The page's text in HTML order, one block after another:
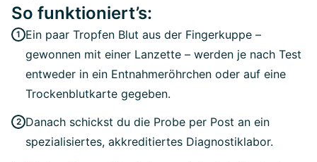
So funktioniert’s:
Ein paar Tropfen Blut aus der Fingerkuppe –
gewonnen mit einer Lanzette – werden je nach Test
entweder in ein Entnahmeröhrchen oder auf eine
Trockenblutkarte gegeben.
Danach schickst du die Probe per Post an ein
spezialisiertes, akkreditiertes Diagnostiklabor.